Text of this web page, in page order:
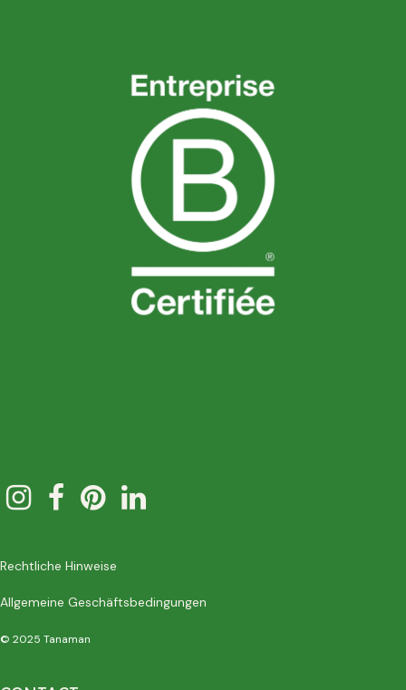
Rechtliche Hinweise
Allgemeine Geschäftsbedingungen
© 2025 Tanaman